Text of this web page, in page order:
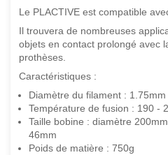
Le PLACTIVE est compatible
Il trouvera de nombreuses
objets en contact prolongé avec
prothèses.
Caractéristiques :
Diamètre du filament : 1.75mm
Température de fusion : 190 -
Taille bobine : diamètre
46mm
Poids de matière : 750g